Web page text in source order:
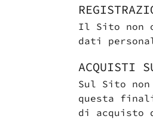
Il Sito non
dati
ACQUISTI
Sul Sito
questa
di acquisto